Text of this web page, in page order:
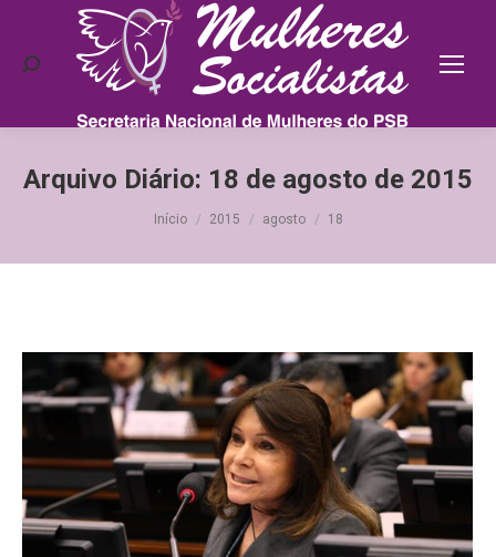
Search:
Arquivo Diário: 18 de agosto de 2015
Você está aqui:
Início 2015 agosto 18